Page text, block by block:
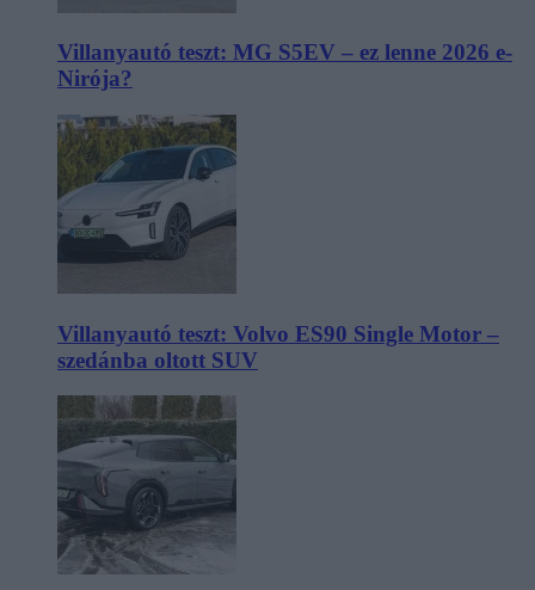
Villanyautó teszt: MG S5EV – ez lenne 2026 e-
Nirója?
Villanyautó teszt: Volvo ES90 Single Motor –
szedánba oltott SUV